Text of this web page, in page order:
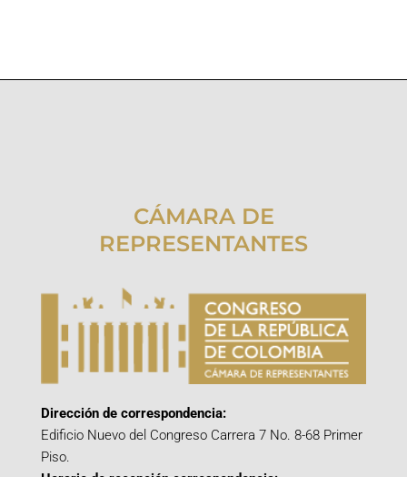
CÁMARA DE
REPRESENTANTES
Dirección de correspondencia:
Edificio Nuevo del Congreso Carrera 7 No. 8-68 Primer
Piso.